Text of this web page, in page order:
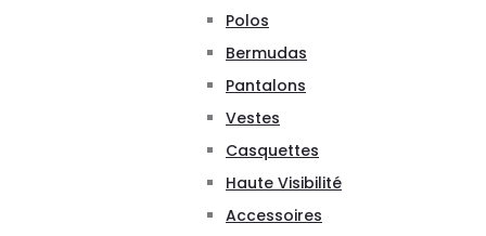
Polos
Bermudas
Pantalons
Vestes
Casquettes
Haute Visibilité
Accessoires